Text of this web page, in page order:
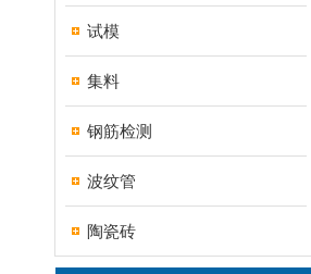
试模
集料
钢筋检测
波纹管
陶瓷砖